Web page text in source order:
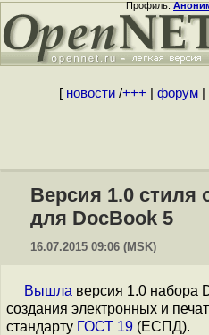
Профиль:
[ новости/+++ форум|
Версия 1.0
для DocBook 5
16.07.2015 09:06 (MSK)
Вышла версия 1.0 набора
создания электронных и
стандарту ГОСТ 19 (ЕСПД).